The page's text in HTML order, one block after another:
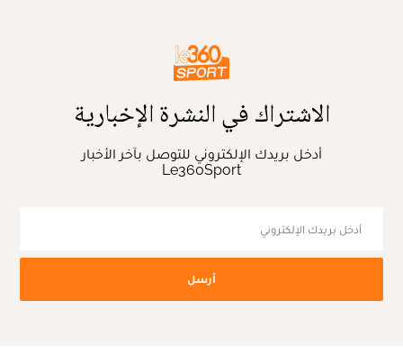
الاشتراك في النشرة الإخبارية
أدخل بريدك الإلكتروني للتوصل بآخر الأخبار
Le360Sport
أرسل